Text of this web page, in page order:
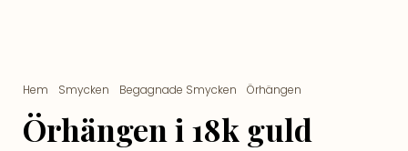
Hem Smycken Begagnade Smycken Örhängen
Örhängen i 18k guld